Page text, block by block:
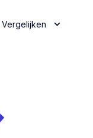
Vergelijken